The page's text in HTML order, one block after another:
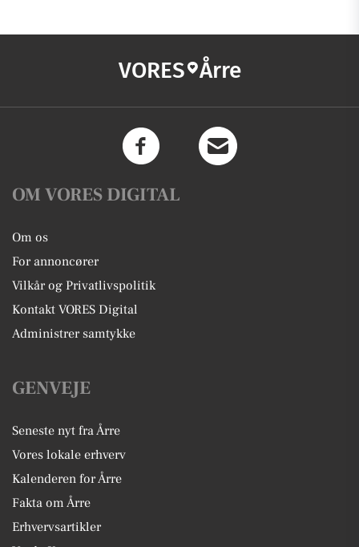
VORES Årre
OM VORES DIGITAL
Om os
For annoncører
Vilkår og Privatlivspolitik
Kontakt VORES Digital
Administrer samtykke
GENVEJE
Seneste nyt fra Årre
Vores lokale erhverv
Kalenderen for Årre
Fakta om Årre
Erhvervsartikler